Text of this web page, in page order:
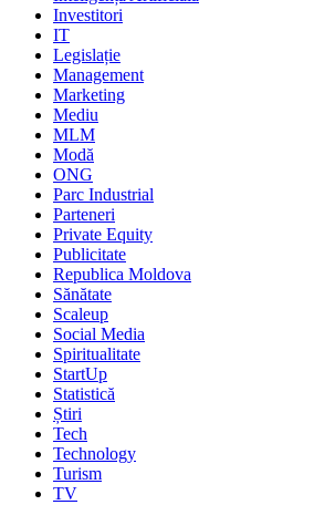
Investitori
IT
Legislație
Management
Marketing
Mediu
MLM
Modă
ONG
Parc Industrial
Parteneri
Private Equity
Publicitate
Republica Moldova
Sănătate
Scaleup
Social Media
Spiritualitate
StartUp
Statistică
Știri
Tech
Technology
Turism
TV